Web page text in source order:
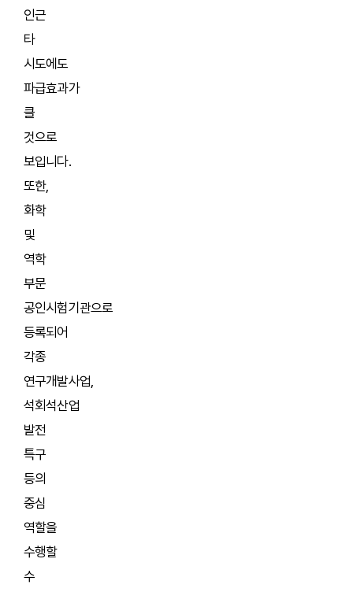
인근
타
시도에도
파급효과가
클
것으로
보입니다.
또한,
화학
및
역학
부문
공인시험기관으로
등록되어
각종
연구개발사업,
석회석산업
발전
특구
등의
중심
역할을
수행할
수